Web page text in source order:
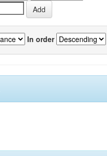
In order